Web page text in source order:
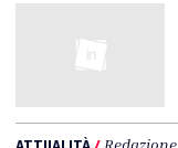
ATTUALITÀ/ Redazione